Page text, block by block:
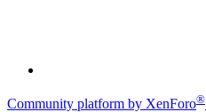
Community platform by XenForo®